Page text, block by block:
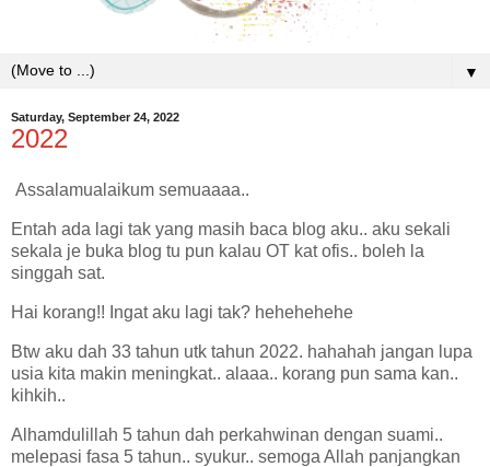
▼
Saturday, September 24, 2022
2022
Assalamualaikum semuaaaa..
Entah ada lagi tak yang masih baca blog aku.. aku sekali
sekala je buka blog tu pun kalau OT kat ofis.. boleh la
singgah sat.
Hai korang!! Ingat aku lagi tak? hehehehehe
Btw aku dah 33 tahun utk tahun 2022. hahahah jangan lupa
usia kita makin meningkat.. alaaa.. korang pun sama kan..
kihkih..
Alhamdulillah 5 tahun dah perkahwinan dengan suami..
melepasi fasa 5 tahun.. syukur.. semoga Allah panjangkan